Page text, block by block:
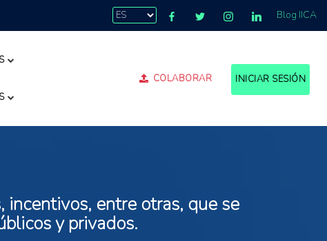
Blog IICA
COLABORAR INICIAR SESIÓN
entre otras, que se
y privados.